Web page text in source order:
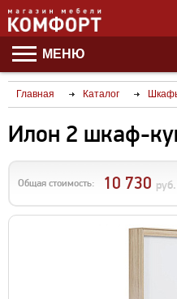
МЕНЮ
Главная Каталог
Илон 2 шкаф-
Общая стоимость: 10 730 руб.